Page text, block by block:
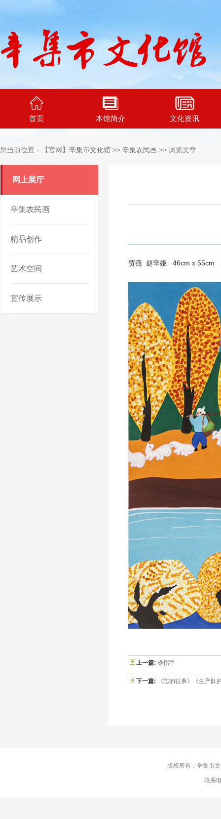
首页 本馆简介 文化资讯
您当前位置： 【官网】辛集市文化馆 >> 辛集农民画 >> 浏览文章
网上展厅
辛集农民画
精品创作
艺术空间
宣传展示
贾燕 赵辛娅 46cm x 55cm
上一篇: 染指甲
下一篇: 《忘的往事》《生产队
版权所有：辛集市
联系